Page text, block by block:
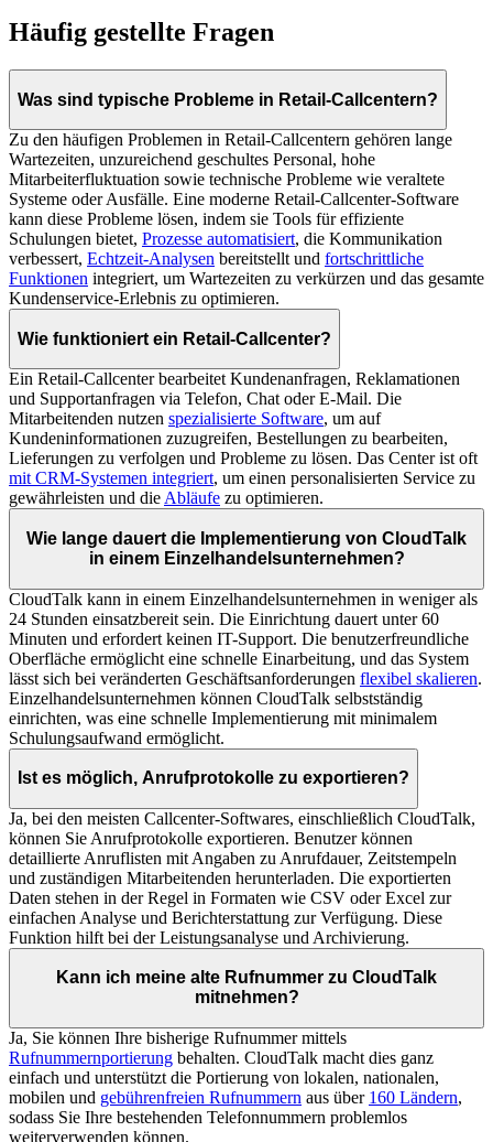
Häufig gestellte Fragen
Was sind typische Probleme in Retail-Callcentern?
Zu den häufigen Problemen in Retail-Callcentern gehören lange
Wartezeiten, unzureichend geschultes Personal, hohe
Mitarbeiterfluktuation sowie technische Probleme wie veraltete
Systeme oder Ausfälle. Eine moderne Retail-Callcenter-Software
kann diese Probleme lösen, indem sie Tools für effiziente
Schulungen bietet, Prozesse automatisiert, die Kommunikation
verbessert, Echtzeit-Analysen bereitstellt und fortschrittliche
Funktionen integriert, um Wartezeiten zu verkürzen und das gesamte
Kundenservice-Erlebnis zu optimieren.
Wie funktioniert ein Retail-Callcenter?
Ein Retail-Callcenter bearbeitet Kundenanfragen, Reklamationen
und Supportanfragen via Telefon, Chat oder E-Mail. Die
Mitarbeitenden nutzen spezialisierte Software, um auf
Kundeninformationen zuzugreifen, Bestellungen zu bearbeiten,
Lieferungen zu verfolgen und Probleme zu lösen. Das Center ist oft
mit CRM-Systemen integriert, um einen personalisierten Service zu
gewährleisten und die Abläufe zu optimieren.
Wie lange dauert die Implementierung von CloudTalk
in einem Einzelhandelsunternehmen?
CloudTalk kann in einem Einzelhandelsunternehmen in weniger als
24 Stunden einsatzbereit sein. Die Einrichtung dauert unter 60
Minuten und erfordert keinen IT-Support. Die benutzerfreundliche
Oberfläche ermöglicht eine schnelle Einarbeitung, und das System
lässt sich bei veränderten Geschäftsanforderungen flexibel skalieren.
Einzelhandelsunternehmen können CloudTalk selbstständig
einrichten, was eine schnelle Implementierung mit minimalem
Schulungsaufwand ermöglicht.
Ist es möglich, Anrufprotokolle zu exportieren?
Ja, bei den meisten Callcenter-Softwares, einschließlich CloudTalk,
können Sie Anrufprotokolle exportieren. Benutzer können
detaillierte Anruflisten mit Angaben zu Anrufdauer, Zeitstempeln
und zuständigen Mitarbeitenden herunterladen. Die exportierten
Daten stehen in der Regel in Formaten wie CSV oder Excel zur
einfachen Analyse und Berichterstattung zur Verfügung. Diese
Funktion hilft bei der Leistungsanalyse und Archivierung.
Kann ich meine alte Rufnummer zu CloudTalk
mitnehmen?
Ja, Sie können Ihre bisherige Rufnummer mittels
Rufnummernportierung behalten. CloudTalk macht dies ganz
einfach und unterstützt die Portierung von lokalen, nationalen,
mobilen und gebührenfreien Rufnummern aus über 160 Ländern,
sodass Sie Ihre bestehenden Telefonnummern problemlos
weiterverwenden können.